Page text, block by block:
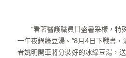
“看著醫護職員冒盛暑采樣，特
一年夜鍋綠豆湯。”8月4日下戰書，
者姚明開車將分裝好的冰綠豆湯，